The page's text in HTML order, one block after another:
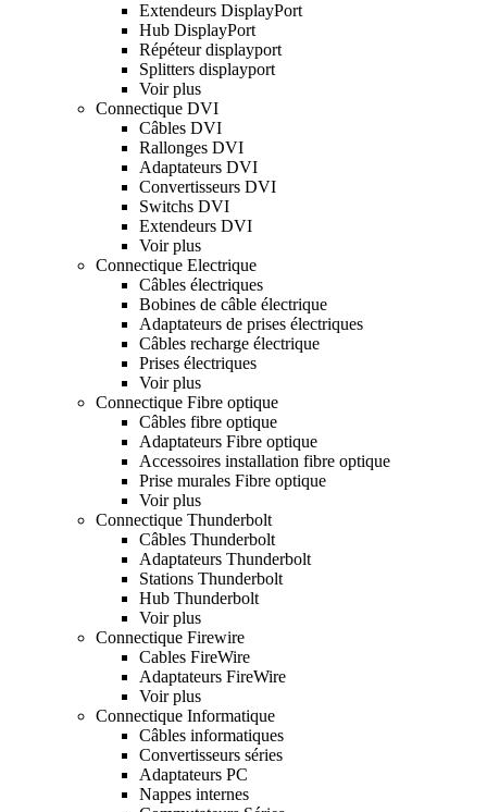
Extendeurs DisplayPort
Hub DisplayPort
Répéteur displayport
Splitters displayport
Voir plus
Connectique DVI
Câbles DVI
Rallonges DVI
Adaptateurs DVI
Convertisseurs DVI
Switchs DVI
Extendeurs DVI
Voir plus
Connectique Electrique
Câbles électriques
Bobines de câble électrique
Adaptateurs de prises électriques
Câbles recharge électrique
Prises électriques
Voir plus
Connectique Fibre optique
Câbles fibre optique
Adaptateurs Fibre optique
Accessoires installation fibre optique
Prise murales Fibre optique
Voir plus
Connectique Thunderbolt
Câbles Thunderbolt
Adaptateurs Thunderbolt
Stations Thunderbolt
Hub Thunderbolt
Voir plus
Connectique Firewire
Cables FireWire
Adaptateurs FireWire
Voir plus
Connectique Informatique
Câbles informatiques
Convertisseurs séries
Adaptateurs PC
Nappes internes